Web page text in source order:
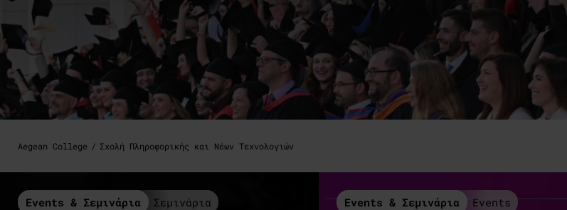
Aegean College Σχολή Πληροφορικής και Νέων Τεχνολογιών
Events & Σεμινάρια Σεμινάρια Events & Σεμινάρια Events